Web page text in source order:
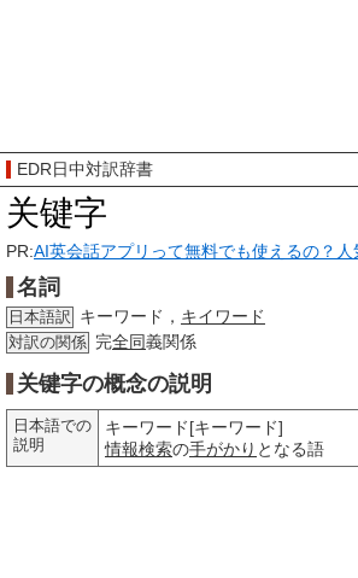
EDR日中対訳辞書
关键字
PR:AI英会話アプリって無料でも使えるの？人
名詞
日本語訳 キーワード， キイワード
対訳の関係 完全同義関係
关键字の概念の説明
日本語での
説明
キーワード[キーワード]
情報検索の手がかり となる語